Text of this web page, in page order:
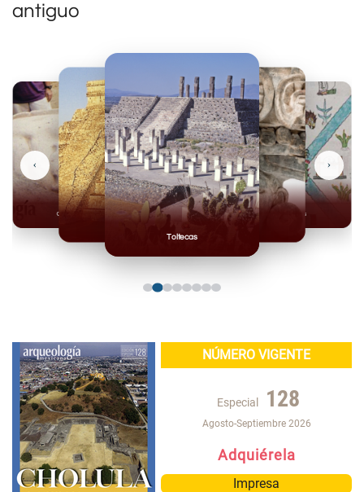
antiguo
Toltecas
Mexicas
Olmecas
‹ ›
NÚMERO VIGENTE
Especial 128
Agosto-Septiembre 2026
Adquiérela
Impresa